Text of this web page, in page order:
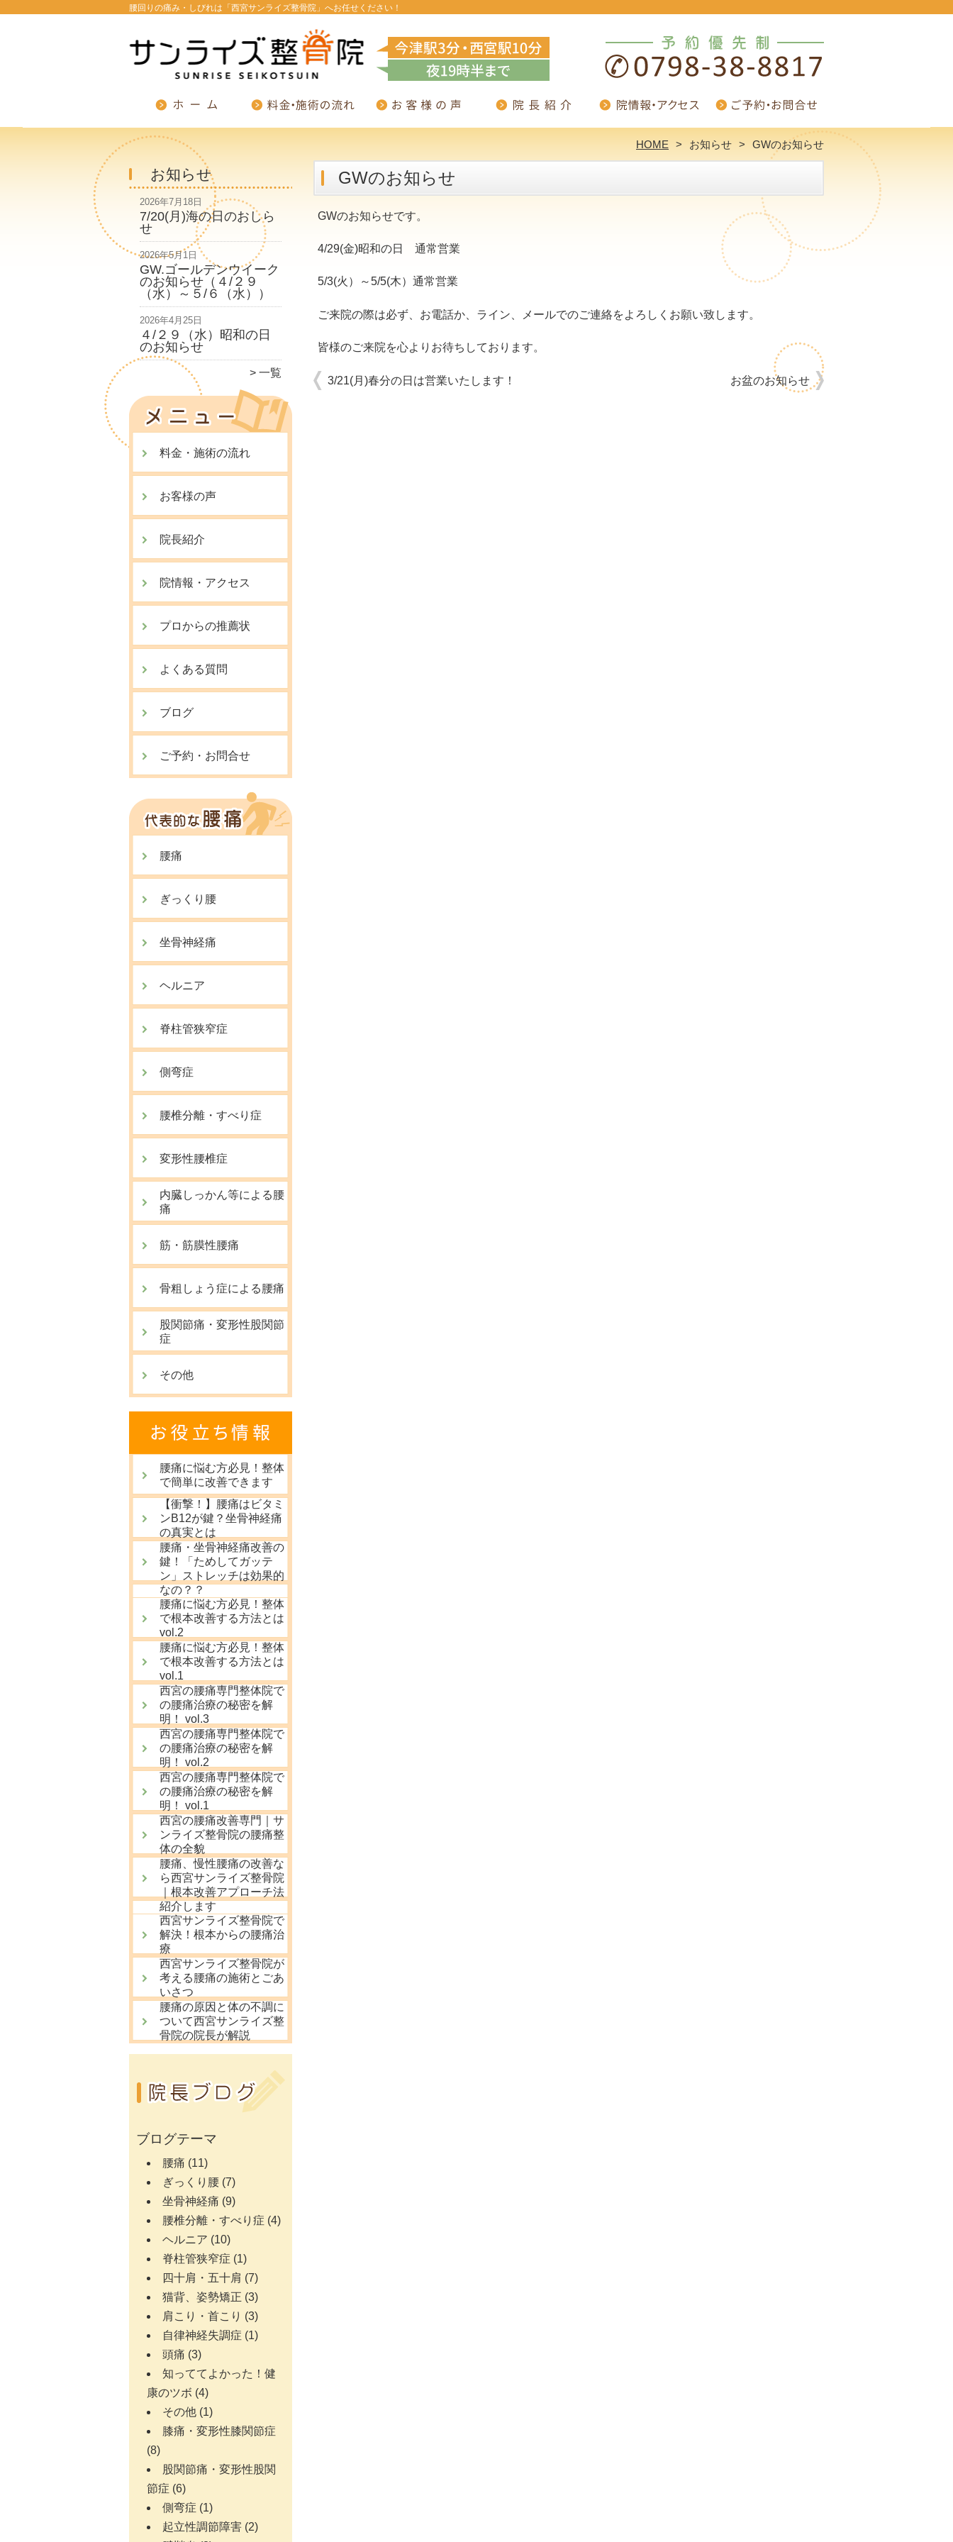
腰回りの痛み・しびれは「西宮サンライズ整骨院」へお任せください！
HOME お知らせ GWのお知らせ
お知らせ
2026年7月18日
7/20(月)海の日のおしら
せ
2026年5月1日
GW.ゴールデンウイーク
のお知らせ（４/２９
（水）～５/６（水））
2026年4月25日
４/２９（水）昭和の日
のお知らせ
一覧
料金・施術の流れ
お客様の声
院長紹介
院情報・アクセス
プロからの推薦状
よくある質問
ブログ
ご予約・お問合せ
腰痛
ぎっくり腰
坐骨神経痛
ヘルニア
脊柱管狭窄症
側弯症
腰椎分離・すべり症
変形性腰椎症
内臓しっかん等による腰
痛
筋・筋膜性腰痛
骨粗しょう症による腰痛
股関節痛・変形性股関節
症
その他
腰痛に悩む方必見！整体
で簡単に改善できます
【衝撃！】腰痛はビタミ
ンB12が鍵？坐骨神経痛
の真実とは
腰痛・坐骨神経痛改善の
鍵！「ためしてガッテ
ン」ストレッチは効果的
なの？？
腰痛に悩む方必見！整体
で根本改善する方法とは
vol.2
腰痛に悩む方必見！整体
で根本改善する方法とは
vol.1
西宮の腰痛専門整体院で
の腰痛治療の秘密を解
明！ vol.3
西宮の腰痛専門整体院で
の腰痛治療の秘密を解
明！ vol.2
西宮の腰痛専門整体院で
の腰痛治療の秘密を解
明！ vol.1
西宮の腰痛改善専門｜サ
ンライズ整骨院の腰痛整
体の全貌
腰痛、慢性腰痛の改善な
ら西宮サンライズ整骨院
｜根本改善アプローチ法
紹介します
西宮サンライズ整骨院で
解決！根本からの腰痛治
療
西宮サンライズ整骨院が
考える腰痛の施術とごあ
いさつ
腰痛の原因と体の不調に
ついて西宮サンライズ整
骨院の院長が解説
ブログテーマ
腰痛 (11)
ぎっくり腰 (7)
坐骨神経痛 (9)
腰椎分離・すべり症 (4)
ヘルニア (10)
脊柱管狭窄症 (1)
四十肩・五十肩 (7)
猫背、姿勢矯正 (3)
肩こり・首こり (3)
自律神経失調症 (1)
頭痛 (3)
知っててよかった！健
康のツボ (4)
その他 (1)
膝痛・変形性膝関節症
(8)
股関節痛・変形性股関
節症 (6)
側弯症 (1)
起立性調節障害 (2)
GWのお知らせ
GWのお知らせです。
4/29(金)昭和の日 通常営業
5/3(火）～5/5(木）通常営業
ご来院の際は必ず、お電話か、ライン、メールでのご連絡をよろしくお願い致します。
皆様のご来院を心よりお待ちしております。
3/21(月)春分の日は営業いたします！ お盆のお知らせ